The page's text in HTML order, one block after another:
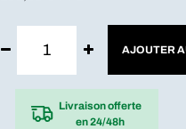
AJOUTER
Livraison offerte
en 24/48h